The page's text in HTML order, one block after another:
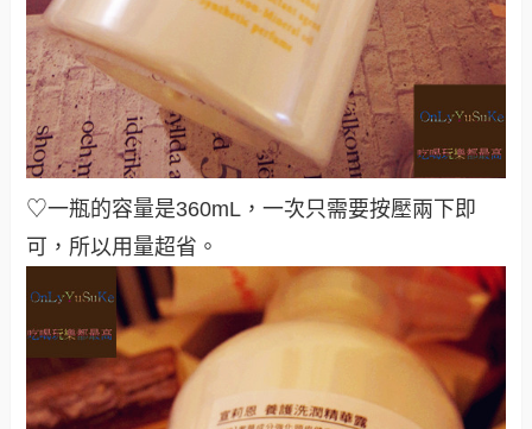
♡一瓶的容量是360mL，一次只需要按壓兩下即
可，所以用量超省 。